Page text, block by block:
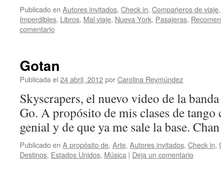
Publicado en Autores invitados, Check in, Compañeros de viaje
Imperdibles, Libros, Mal viaje, Nueva York, Pasajeras,
comentario
Gotan
Publicada el 24 abril, 2012porCarolina Reymúndez
Skyscrapers, el nuevo video de la
Go. A propósito de mis clases de tango
genial y de que ya me sale la base.
Publicado en A propósito de, Arte, Autores invitados, Check in,
Destinos, Estados Unidos, Música | Deja un comentario